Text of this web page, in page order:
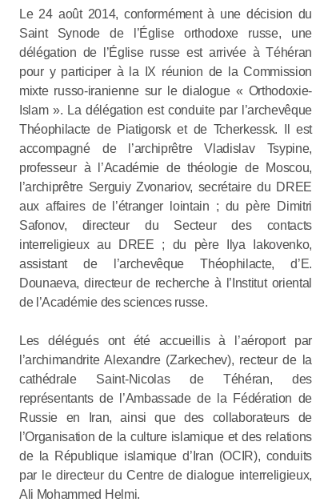
Le 24 août 2014, conformément à une décision du
Saint Synode de l’Église orthodoxe russe, une
délégation de l’Église russe est arrivée à Téhéran
pour y participer à la IX réunion de la Commission
mixte russo-iranienne sur le dialogue « Orthodoxie-
Islam ». La délégation est conduite par l’archevêque
Théophilacte de Piatigorsk et de Tcherkessk. Il est
accompagné de l’archiprêtre Vladislav Tsypine,
professeur à l’Académie de théologie de Moscou,
l’archiprêtre Serguiy Zvonariov, secrétaire du DREE
aux affaires de l’étranger lointain ; du père Dimitri
Safonov, directeur du Secteur des contacts
interreligieux au DREE ; du père Ilya Iakovenko,
assistant de l’archevêque Théophilacte, d’E.
Dounaeva, directeur de recherche à l’Institut oriental
de l’Académie des sciences russe.
Les délégués ont été accueillis à l’aéroport par
l’archimandrite Alexandre (Zarkechev), recteur de la
cathédrale Saint-Nicolas de Téhéran, des
représentants de l’Ambassade de la Fédération de
Russie en Iran, ainsi que des collaborateurs de
l’Organisation de la culture islamique et des relations
de la République islamique d’Iran (OCIR), conduits
par le directeur du Centre de dialogue interreligieux,
Ali Mohammed Helmi.